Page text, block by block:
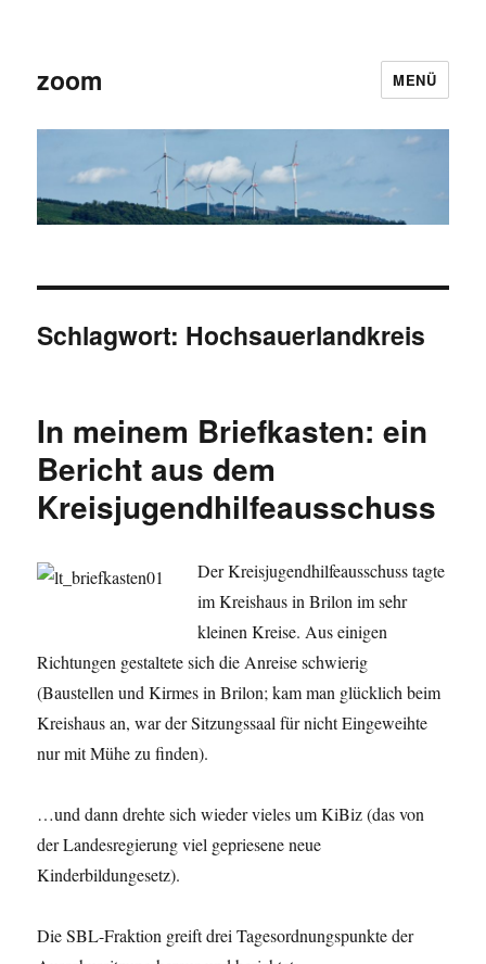
zoom MENÜ
Schlagwort: Hochsauerlandkreis
In meinem Briefkasten: ein
Bericht aus dem
Kreisjugendhilfeausschuss
Der Kreisjugendhilfeausschuss tagte
im Kreishaus in Brilon im sehr
kleinen Kreise. Aus einigen
Richtungen gestaltete sich die Anreise schwierig
(Baustellen und Kirmes in Brilon; kam man glücklich beim
Kreishaus an, war der Sitzungssaal für nicht Eingeweihte
nur mit Mühe zu finden).
…und dann drehte sich wieder vieles um KiBiz (das von
der Landesregierung viel gepriesene neue
Kinderbildungesetz).
Die SBL-Fraktion greift drei Tagesordnungspunkte der